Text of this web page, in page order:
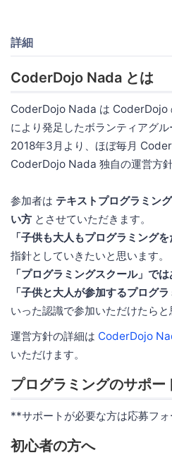
詳細
CoderDojo Nada とは
CoderDojo Nada は CoderDojo
により発足したボランティアグル
2018年3月より、ほぼ毎月
CoderDojo Nada 独自の運営方針
参加者は テキストプログラミン
い方 とさせていただきます。
「子供も大人もプログラミングを
指針としていきたいと思います。
「プログラミングスクール」では
「子供と大人が参加するプログ
いった認識で参加いただけたらと
運営方針の詳細は CoderDojo
いただけます。
プログラミングのサポー
**サポートが必要な方は応募フォ
初心者の方へ